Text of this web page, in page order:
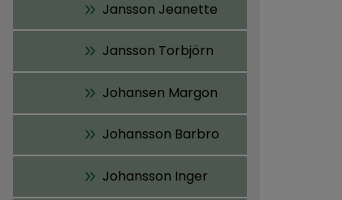
Jansson Jeanette
Jansson Torbjörn
Johansen Margon
Johansson Barbro
Johansson Inger